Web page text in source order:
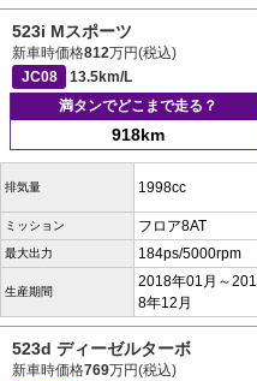
523i Mスポーツ
新車時価格812万円(税込)
JC08
13.5km/L
満タンでどこまで走る？
918km
排気量 1998cc
ミッション フロア8AT
最大出力 184ps/5000rpm
生産期間
2018年01月～201
8年12月
523d ディーゼルターボ
新車時価格769万円(税込)